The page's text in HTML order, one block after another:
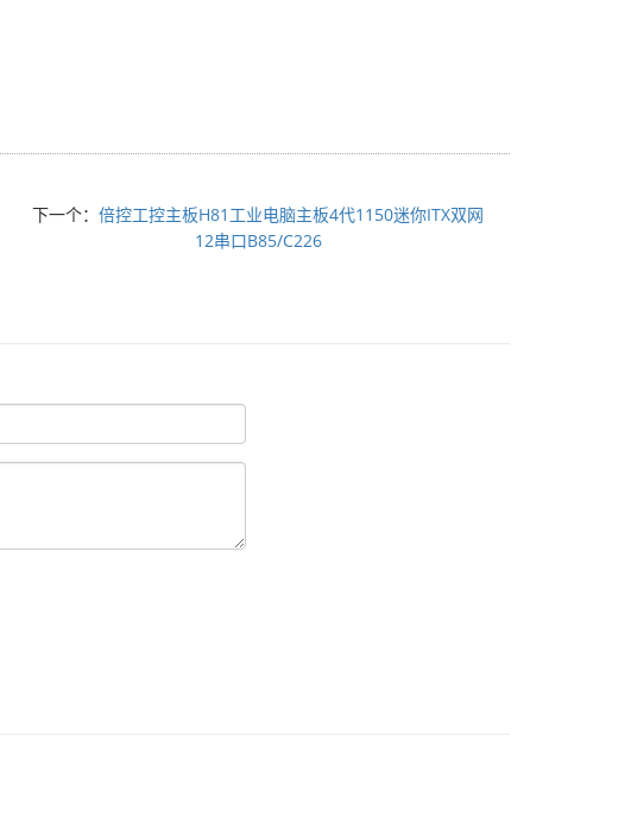
下一个：倍控工控主板H81工业电脑主板4代1150迷你ITX双网
12串口B85/C226